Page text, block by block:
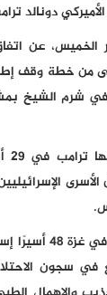
دونالد
الخميس، عن
من خطة وقف
شرم الشيخ
الأسرى